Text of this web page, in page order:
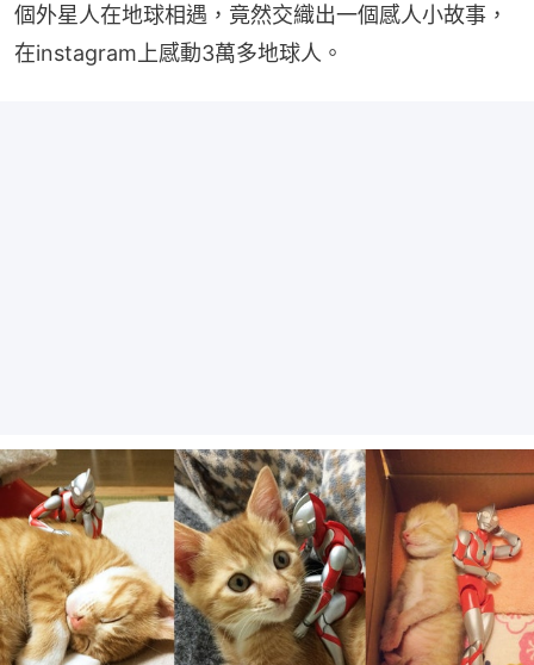
個外星人在地球相遇，竟然交織出一個感人小故事，
在instagram上感動3萬多地球人。